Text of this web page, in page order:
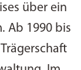
über ein
Ab 1990 bis